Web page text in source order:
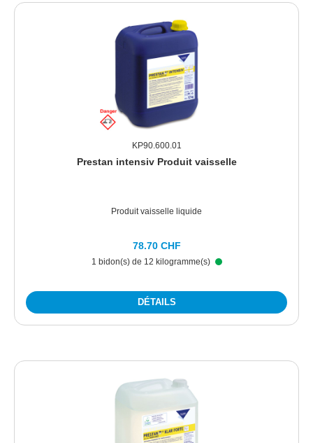
KP90.600.01
Prestan intensiv Produit vaisselle
Produit vaisselle liquide
1 bidon(s) de 12 kilogramme(s)
78.70 CHF
DÉTAILS